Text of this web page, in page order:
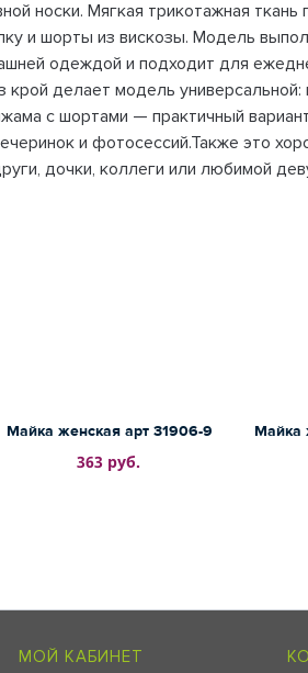
носки. Мягкая трикотажная ткань
и шорты из вискозы. Модель
одеждой и подходит для
делает модель универсальной:
с шортами — практичный
и фотосессий.Также это
дочки, коллеги или любимой
Майка женская арт 31906-9
363 руб.
Майка
МОЙ КАБИНЕТ